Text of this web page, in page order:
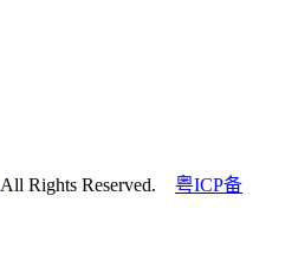
All Rights Reserved. 粤ICP备